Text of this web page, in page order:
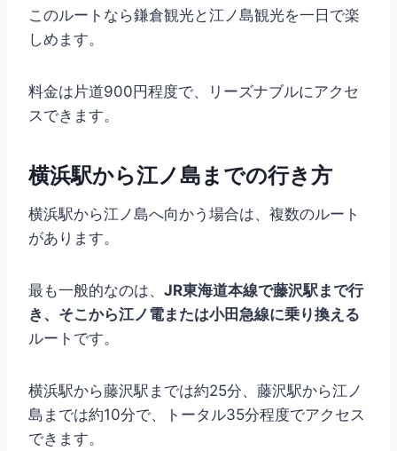
このルートなら鎌倉観光と江ノ島観光を一日で楽
しめます。
料金は片道900円程度で、リーズナブルにアクセ
スできます。
横浜駅から江ノ島までの行き方
横浜駅から江ノ島へ向かう場合は、複数のルート
があります。
最も一般的なのは、 JR東海道本線で藤沢駅まで行
き、そこから江ノ電または小田急線に乗り換える
ルートです。
横浜駅から藤沢駅までは約25分、藤沢駅から江ノ
島までは約10分で、トータル35分程度でアクセス
できます。